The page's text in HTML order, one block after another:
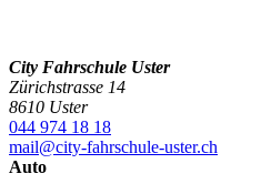
City Fahrschule Uster
Zürichstrasse 14
8610 Uster
044 974 18 18
mail@city-fahrschule-uster.ch
Auto